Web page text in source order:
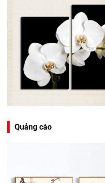
Quảng cáo